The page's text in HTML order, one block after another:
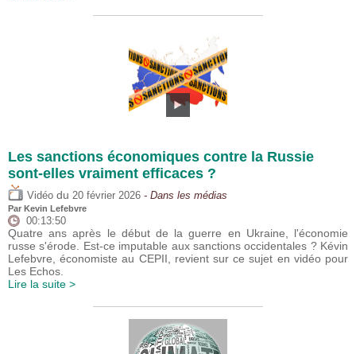
Les sanctions économiques contre la Russie
sont-elles vraiment efficaces ?
Vidéo du 20 février 2026 - Dans les médias
Par Kevin Lefebvre
00:13:50
Quatre ans après le début de la guerre en Ukraine, l'économie
russe s'érode. Est-ce imputable aux sanctions occidentales ? Kévin
Lefebvre, économiste au CEPII, revient sur ce sujet en vidéo pour
Les Echos.
Lire la suite >